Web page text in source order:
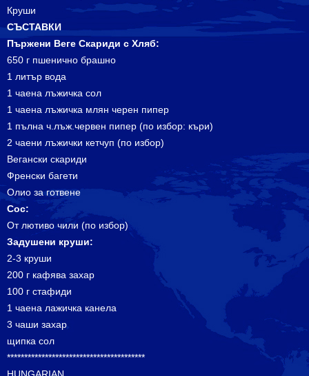
Круши
СЪСТАВКИ
Пържени Веге Скариди с Хляб:
650 г пшенично брашно
1 литър вода
1 чаена лъжичка сол
1 чаена лъжичка млян черен пипер
1 пълна ч.лъж.червен пипер (по избор: къри)
2 чаени лъжички кетчуп (по избор)
Вегански скариди
Френски багети
Олио за готвене
Сос:
От лютиво чили (по избор)
Задушени круши:
2-3 круши
200 г кафява захар
100 г стафиди
1 чаена лажичка канела
3 чаши захар
щипка сол
****************************************